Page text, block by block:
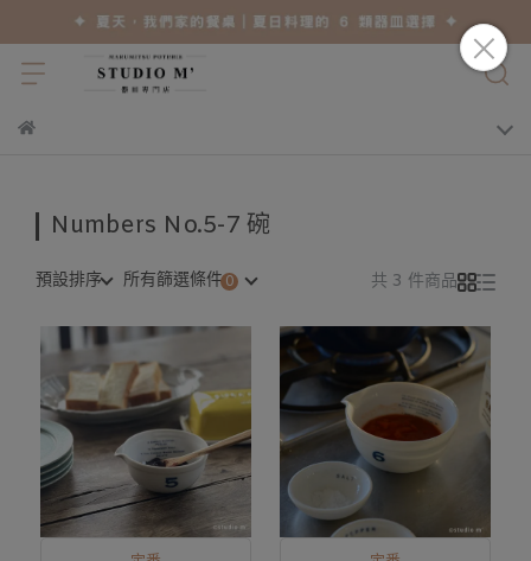
Numbers No.5-7 碗
預設排序 所有篩選條件 共 3 件商品